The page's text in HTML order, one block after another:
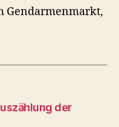
Gendarmenmarkt,
der